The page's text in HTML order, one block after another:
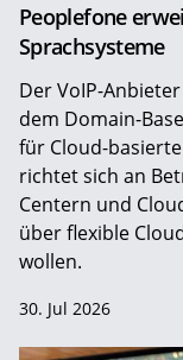
Peoplefone
Sprachsysteme
Der VoIP-
dem Domain-
für Cloud-
richtet sich an
Centern und
über flexible
wollen.
30. Jul 2026